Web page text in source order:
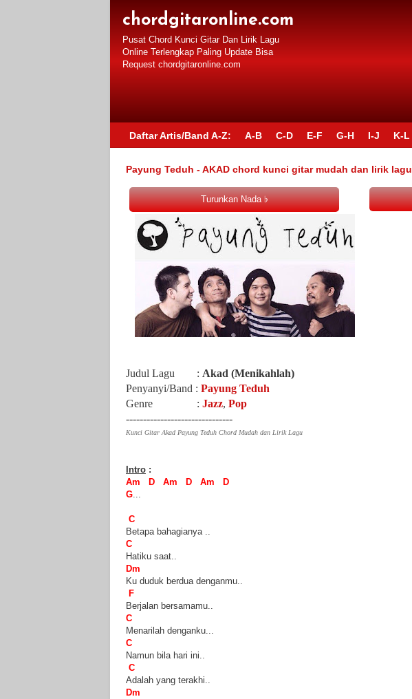
chordgitaronline.com
Pusat Chord Kunci Gitar Dan Lirik Lagu
Online Terlengkap Paling Update Bisa
Request chordgitaronline.com
Daftar Artis/Band A-Z: A-B C-D E-F G-H I-J K-L
Payung Teduh - AKAD chord kunci gitar mudah dan lirik lagu
Judul Lagu : Akad (Menikahlah)
Penyanyi/Band : Payung Teduh
Genre : Jazz, Pop
-------------------------------
Kunci Gitar Akad Payung Teduh Chord Mudah dan Lirik Lagu
Intro :
Am D
Am D Am D
G...
C
Betapa bahagianya ..
C
Hatiku saat..
Dm
Ku duduk berdua denganmu..
F
Berjalan bersamamu..
C
Menarilah denganku...
C
Namun bila hari ini..
C
Adalah yang terakhi..
Dm